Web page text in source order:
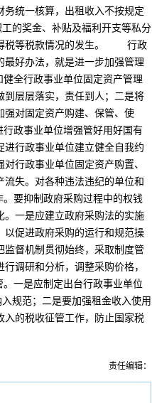
统一核算，出租收入不按规定
的奖金、补贴及福利开支等私分
得税等税款情况的发生。 行政
好办法，就是进一步加强管理
全行政事业单位固定资产管理
层层落实，责任到人；二是将
强对固定资产购建、保管、使
政事业单位增强管好用好国有
行政事业单位建立健全自我约
行政事业单位固定资产购置、
失。对各种违法违纪的单位和
要抑制政府采购过程中的权钱
。一是应建立政府采购法的实施
以促进政府采购的运行和规范操
督机制贯彻始终，采取制度管
调研和分析，调整采购价格，
一是应制定出台行政事业单位
规范；二是要加强租金收入使用
的税收征管工作，防止国家税
责任编辑：